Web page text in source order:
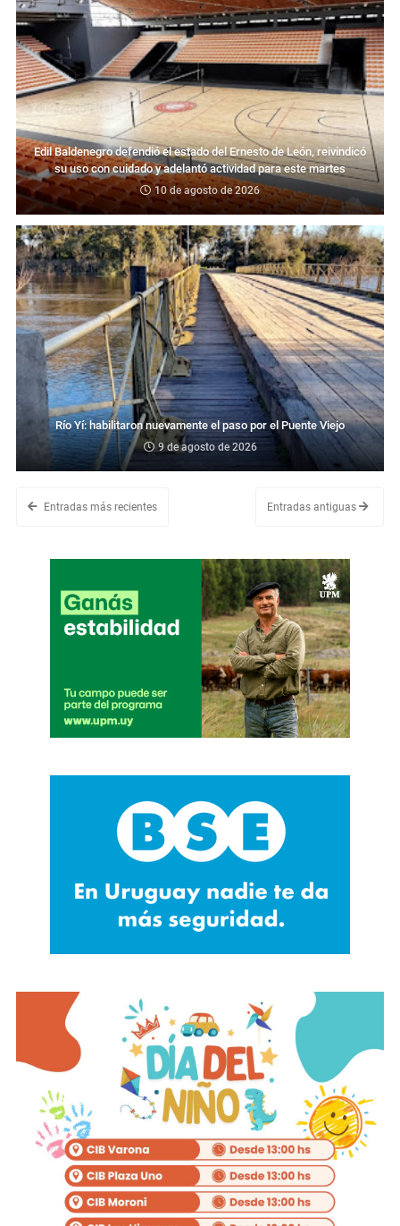
Edil Baldenegro defendió el estado del Ernesto de León, reivindicó
su uso con cuidado y adelantó actividad para este martes
10 de agosto de 2026
Río Yí: habilitaron nuevamente el paso por el Puente Viejo
9 de agosto de 2026
Entradas más recientes Entradas antiguas